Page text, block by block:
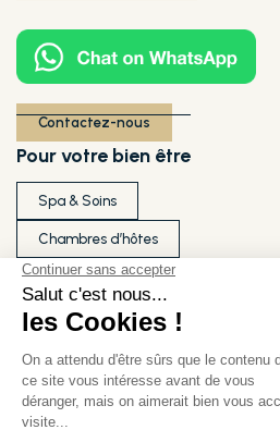
Contactez-nous
Pour votre bien être
Spa & Soins
Chambres d’hôtes
Séminaires
Ils témoignent de notre qualité
Nos partenaires